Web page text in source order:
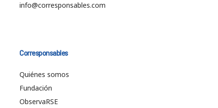
info@corresponsables.com
Corresponsables
Quiénes somos
Fundación
ObservaRSE